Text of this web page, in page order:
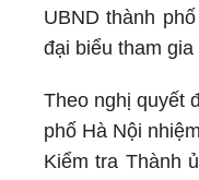
UBND thành
đại biểu tham
Theo nghị quyết
phố Hà Nội
Kiểm tra Thành